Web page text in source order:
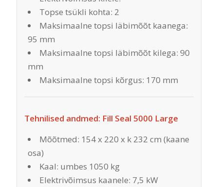
Topse tsükli kohta: 2
Maksimaalne topsi läbimõõt kaanega:
95 mm
Maksimaalne topsi läbimõõt kilega: 90
mm
Maksimaalne topsi kõrgus: 170 mm
Tehnilised andmed: Fill Seal 5000 Large
Mõõtmed: 154 x 220 x k 232 cm (kaane
osa)
Kaal: umbes 1050 kg
Elektrivõimsus kaanele: 7,5 kW